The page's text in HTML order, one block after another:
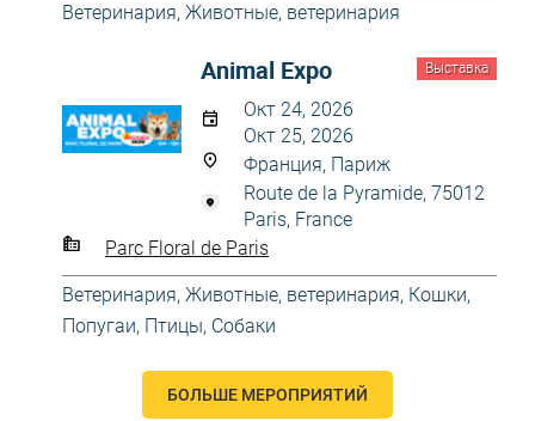
Ветеринария, Животные, ветеринария
Выставка
Animal Expo
Окт 24, 2026
Окт 25, 2026
Франция, Париж
Route de la Pyramide, 75012
Paris, France
Parc Floral de Paris
Ветеринария, Животные, ветеринария, Кошки,
Попугаи, Птицы, Собаки
БОЛЬШЕ МЕРОПРИЯТИЙ